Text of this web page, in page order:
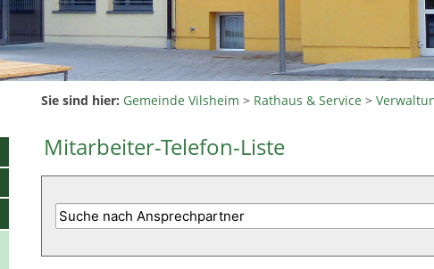
Sie sind hier: Gemeinde Vilsheim > Rathaus & Service >
Mitarbeiter-Telefon-Liste